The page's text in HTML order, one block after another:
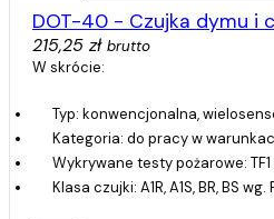
DOT-40 - Czujka dymu i
215,25 zł brutto
W skrócie:
Typ: konwencjonalna,
Kategoria: do pracy w
Wykrywane testy pożarowe: TF1
Klasa czujki: A1R, A1S, BR, BS